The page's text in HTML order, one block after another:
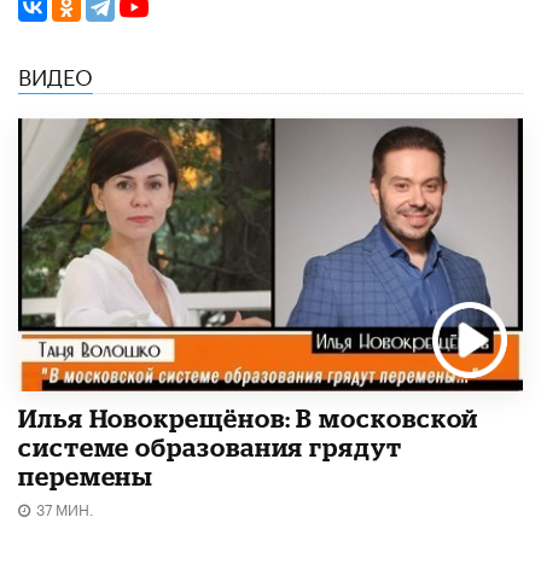
ВИДЕО
Илья Новокрещёнов: В московской
системе образования грядут
перемены
37 МИН.